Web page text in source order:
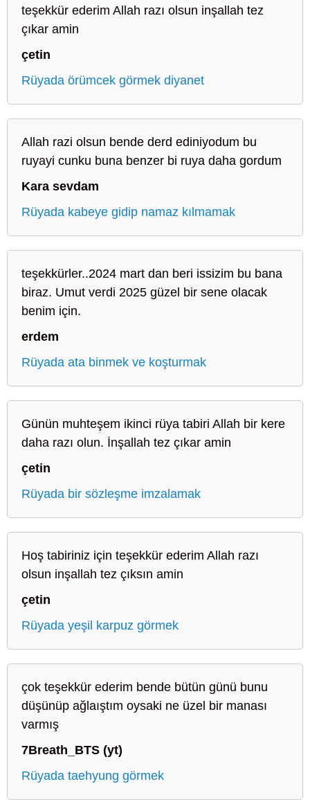
teşekkür ederim Allah razı olsun inşallah tez
çıkar amin
çetin
Rüyada örümcek görmek diyanet
Allah razi olsun bende derd ediniyodum bu
ruyayi cunku buna benzer bi ruya daha gordum
Kara sevdam
Rüyada kabeye gidip namaz kılmamak
teşekkürler..2024 mart dan beri issizim bu bana
biraz. Umut verdi 2025 güzel bir sene olacak
benim için.
erdem
Rüyada ata binmek ve koşturmak
Günün muhteşem ikinci rüya tabiri Allah bir kere
daha razı olun. İnşallah tez çıkar amin
çetin
Rüyada bir sözleşme imzalamak
Hoş tabiriniz için teşekkür ederim Allah razı
olsun inşallah tez çıksın amin
çetin
Rüyada yeşil karpuz görmek
çok teşekkür ederim bende bütün günü bunu
düşünüp ağlaıştım oysaki ne üzel bir manası
varmış
7Breath_BTS (yt)
Rüyada taehyung görmek